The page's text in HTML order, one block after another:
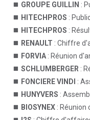
GROUPE GUILLIN :
HITECHPROS :
HITECHPROS :
RENAULT : Chiffre
FORVIA : Réunion
SCHLUMBERGER :
FONCIERE VINDI :
HUNYVERS :
BIOSYNEX : Réunion